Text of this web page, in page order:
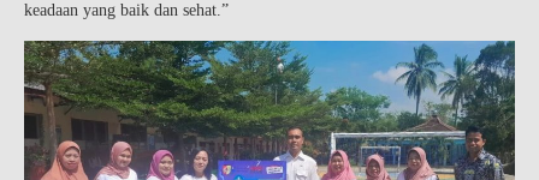
keadaan yang baik dan sehat.”